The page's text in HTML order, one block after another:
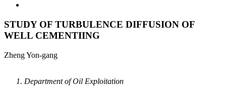
STUDY OF TURBULENCE DIFFUSION OF
WELL CEMENTIING
Zheng Yon-gang
Department of Oil Exploitation